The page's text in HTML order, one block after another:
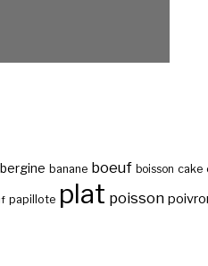
banane boeuf boisson cake
papillote plat poisson